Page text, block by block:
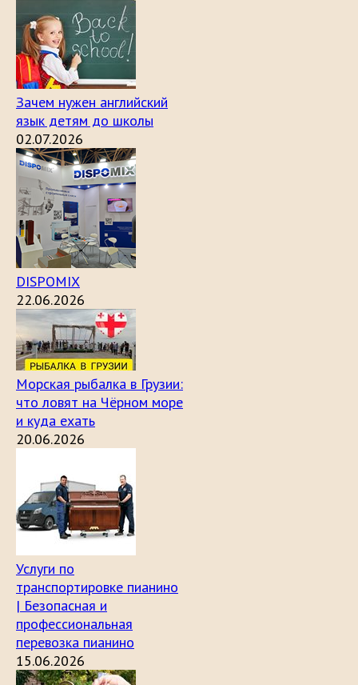
Зачем нужен английский
язык детям до школы
02.07.2026
DISPOMIX
22.06.2026
Морская рыбалка в Грузии:
что ловят на Чёрном море
и куда ехать
20.06.2026
Услуги по
транспортировке пианино
| Безопасная и
профессиональная
перевозка пианино
15.06.2026